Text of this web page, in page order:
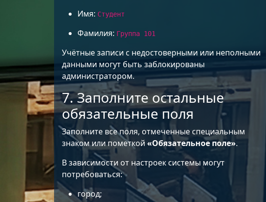
Имя: Студент
Фамилия: Группа 101
Учётные записи с недостоверными или неполными
данными могут быть заблокированы
администратором.
7. Заполните остальные
обязательные поля
Заполните все поля, отмеченные специальным
знаком или пометкой «Обязательное поле».
В зависимости от настроек системы могут
потребоваться:
город;